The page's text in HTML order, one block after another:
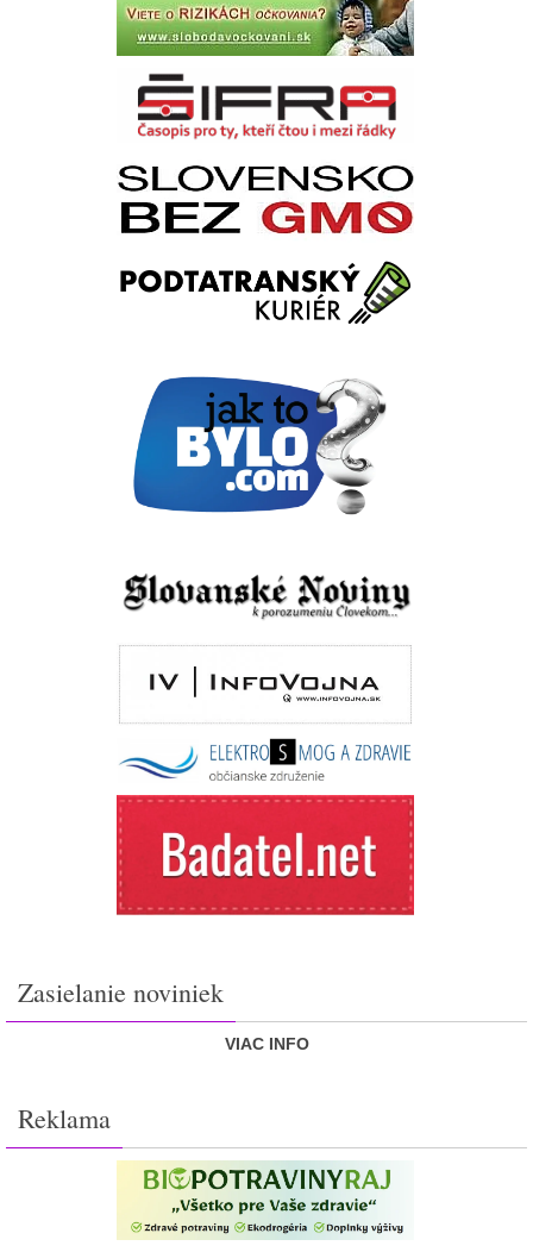
Zasielanie noviniek
VIAC INFO
Reklama